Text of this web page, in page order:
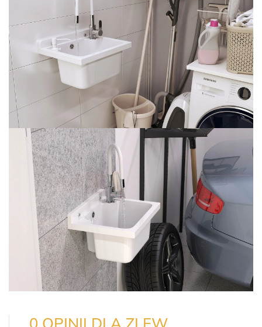
0 OPINII DLA ZLEW